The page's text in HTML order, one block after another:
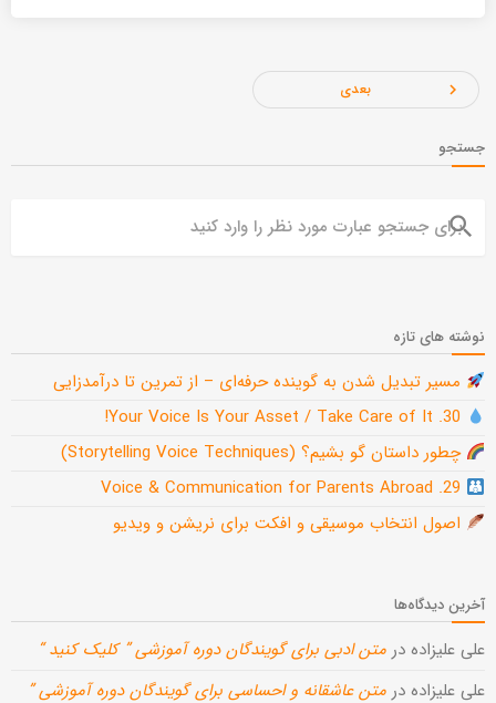
بعدی navigate_next
جستجو
search
نوشته های تازه
مسیر تبدیل شدن به گوینده حرفه‌ای – از تمرین تا درآمدزایی
چطور داستان گو بشیم؟ (Storytelling Voice Techniques)
اصول انتخاب موسیقی و افکت برای نریشن و ویدیو
آخرین دیدگاه‌ها
علی علیزاده در متن ادبی برای گویندگان دوره آموزشی ” کلیک کنید “
علی علیزاده در متن عاشقانه و احساسی برای گویندگان دوره آموزشی ”